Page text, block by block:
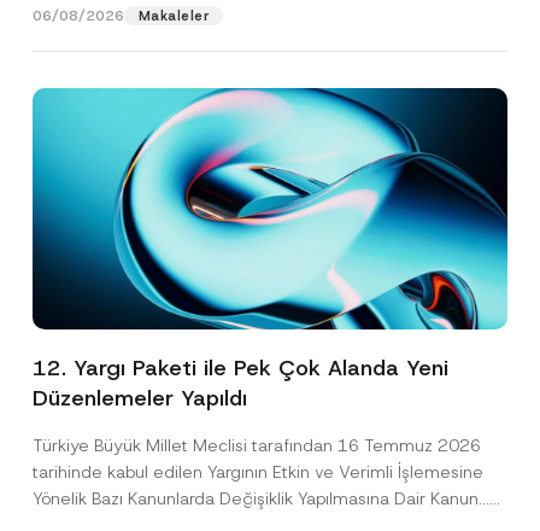
06/08/2026 Makaleler
12. Yargı Paketi ile Pek Çok Alanda Yeni
Düzenlemeler Yapıldı
Türkiye Büyük Millet Meclisi tarafından 16 Temmuz 2026
tarihinde kabul edilen Yargının Etkin ve Verimli İşlemesine
Yönelik Bazı Kanunlarda Değişiklik Yapılmasına Dair Kanun...